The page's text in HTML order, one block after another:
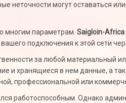
неточности могут оставаться
многим параметрам. Saigloin-Africa
подключения к этой сети
за любой материальный
и хранящиеся в нем данные, а
профессиональной или
работоспособным. Однако